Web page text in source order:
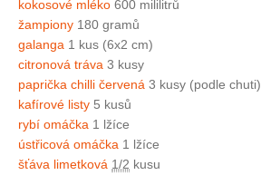
kokosové mléko 600 mililitrů
žampiony 180 gramů
galanga 1 kus (6x2 cm)
citronová tráva 3 kusy
paprička chilli červená 3 kusy (podle chuti)
kafírové listy 5 kusů
rybí omáčka 1 lžíce
ústřicová omáčka 1 lžíce
šťáva limetková 1/2 kusu